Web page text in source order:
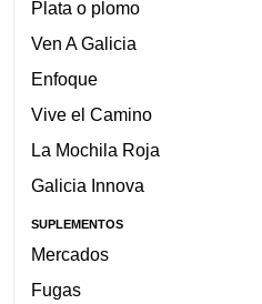
Plata o plomo
Ven A Galicia
Enfoque
Vive el Camino
La Mochila Roja
Galicia Innova
SUPLEMENTOS
Mercados
Fugas